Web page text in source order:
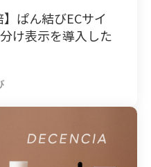
】ぱん結びECサイ
け表示を導入した